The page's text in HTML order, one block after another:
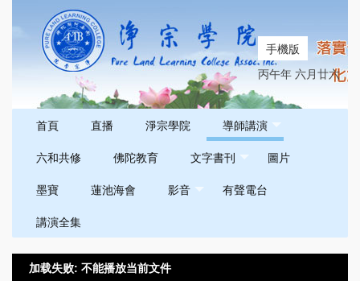
手機版
丙午年 六月廿六
首頁 直播 淨宗學院
導師講演
六和共修
佛陀教育 文字書刊
圖片
墨寶
蓮池海會 影音
有聲電台
講演全集
加载失败: 不能播放当前文件